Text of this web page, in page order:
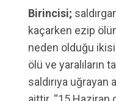
Birincisi;
kaçarken ezip
neden olduğu
ölü ve yaralıların
saldırıya uğrayan